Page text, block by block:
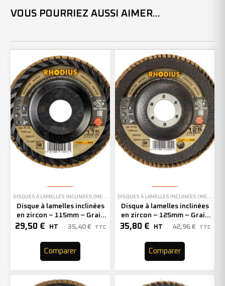
VOUS POURRIEZ AUSSI AIMER...
DISQUES À LAMELLES INCLINÉES (MEULAGE)
Disque à lamelles inclinées
en zircon – 115mm – Grain
40 – 211407 (x10)
29,50 € HT 35,40 € TTC
Comparer
DISQUES À LAMELLES INCLINÉES (MEULAGE)
Disque à lamelles inclinées
en zircon – 125mm – Grain
60 – 208741 (x10)
35,80 € HT 42,96 € TTC
Comparer